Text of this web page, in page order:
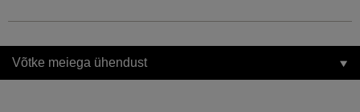
Võtke meiega ühendust